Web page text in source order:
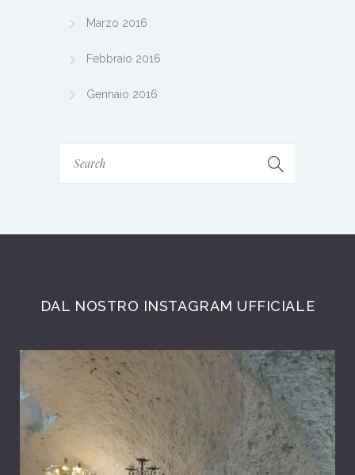
Marzo 2016
Febbraio 2016
Gennaio 2016
DAL NOSTRO INSTAGRAM UFFICIALE